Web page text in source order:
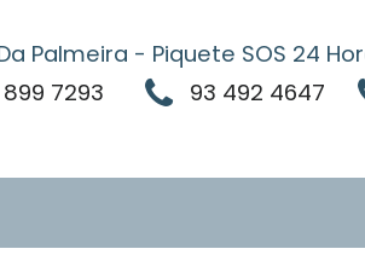
Palmeira - Piquete SOS 24
899 7293 93 492 4647